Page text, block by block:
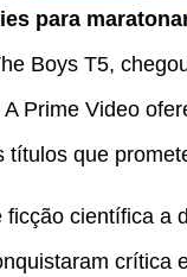
para
Boys T5,
Prime Video
títulos que
científica a
crítica